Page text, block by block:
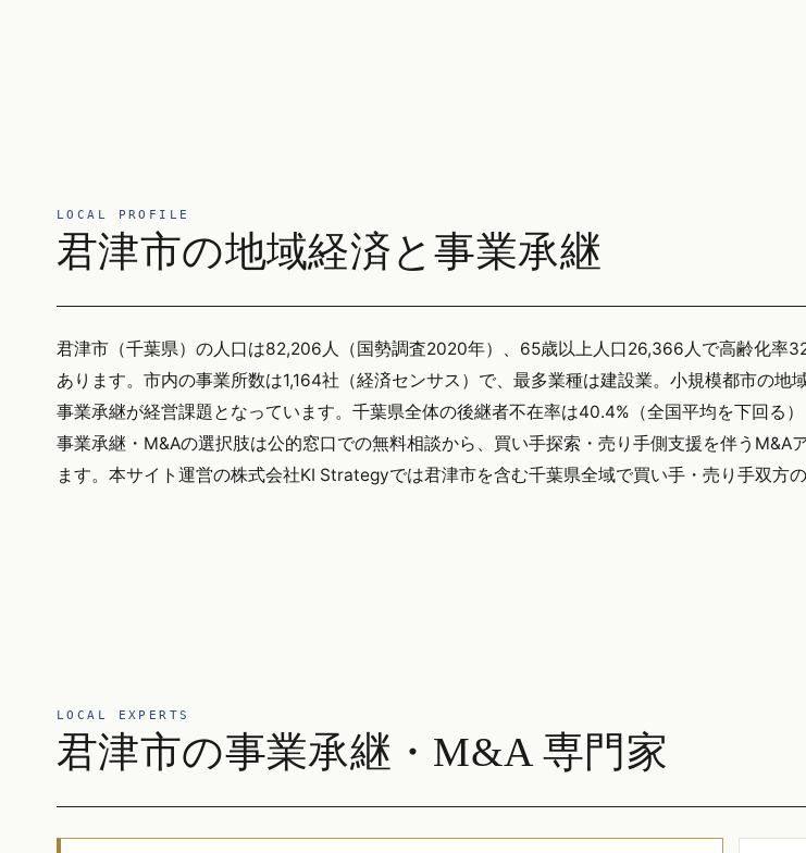
LOCAL PROFILE
君津市の地域経済と事業承継
君津市（千葉県）の人口は82,206人（国勢調査2020年）、65歳以上人口26,366人で高齢化率
あります。市内の事業所数は1,164社（経済センサス）で、最多業種は建設業。小規模都市の地
事業承継が経営課題となっています。千葉県全体の後継者不在率は40.4%（全国平均を下回る）
事業承継・M&Aの選択肢は公的窓口での無料相談から、買い手探索・売り手側支援を伴うM&A
ます。本サイト運営の株式会社KI Strategyでは君津市を含む千葉県全域で買い手・売り手双方
LOCAL EXPERTS
君津市の事業承継・M&A 専門家